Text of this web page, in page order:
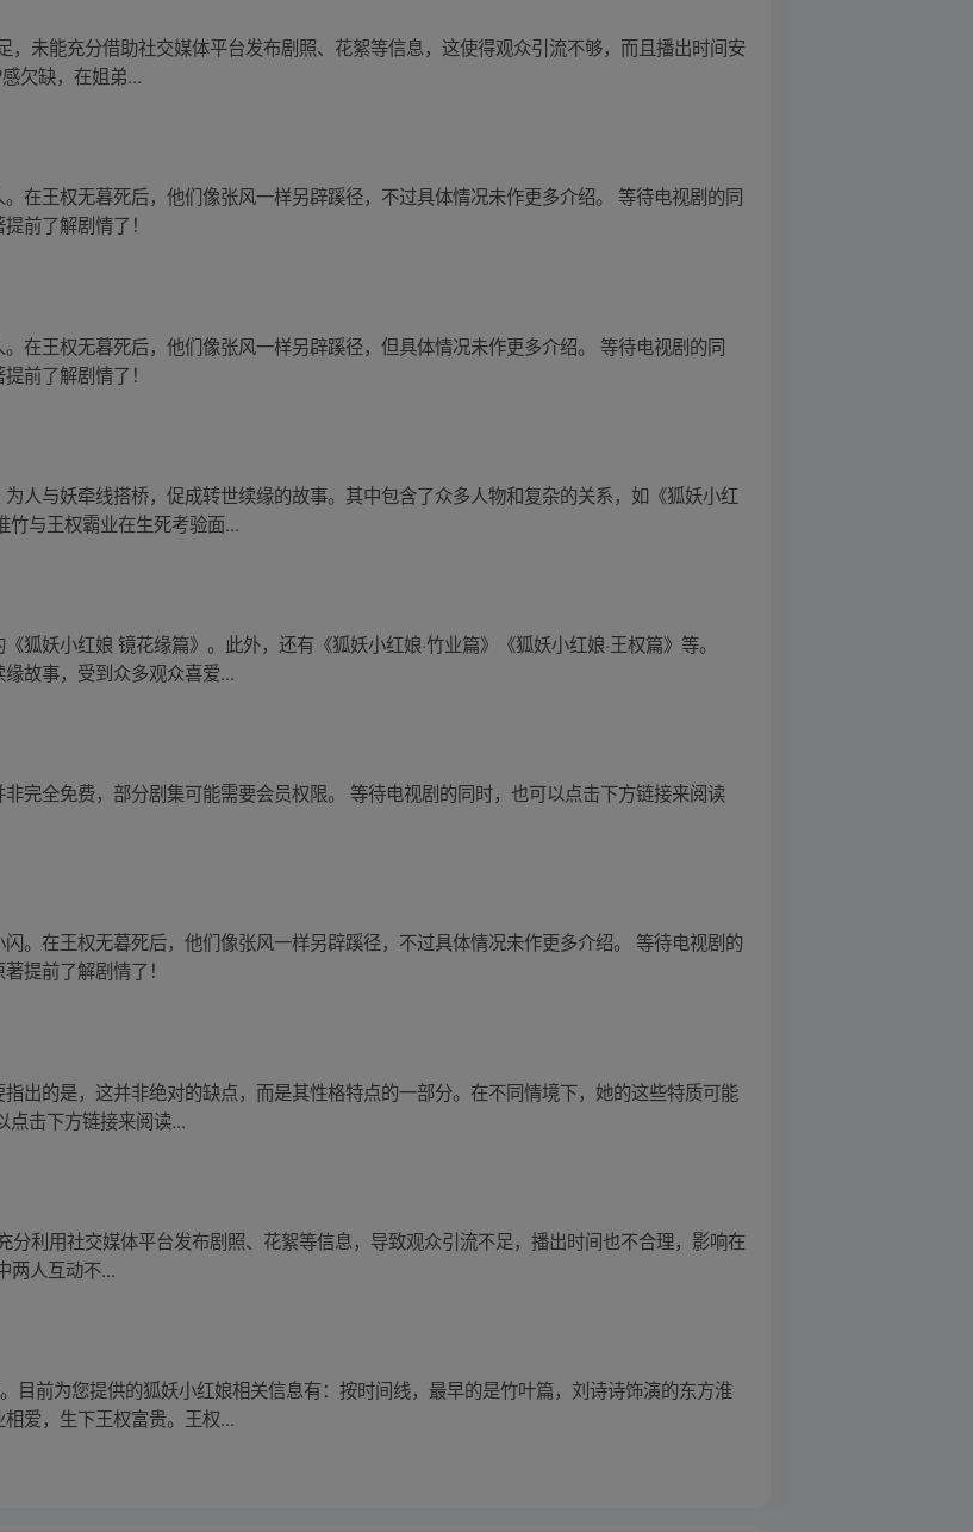
，未能充分借助社交媒体平台发布剧照、花絮等信息，这使得观众引流不够，而且播出时间安
欠缺，在姐弟...
在王权无暮死后，他们像张风一样另辟蹊径，不过具体情况未作更多介绍。 等待电视剧的同
前了解剧情了！
在王权无暮死后，他们像张风一样另辟蹊径，但具体情况未作更多介绍。 等待电视剧的同
前了解剧情了！
人与妖牵线搭桥，促成转世续缘的故事。其中包含了众多人物和复杂的关系，如《狐妖小红
竹与王权霸业在生死考验面...
狐妖小红娘 镜花缘篇》。此外，还有《狐妖小红娘·竹业篇》《狐妖小红娘·王权篇》等。
故事，受到众多观众喜爱...
完全免费，部分剧集可能需要会员权限。 等待电视剧的同时，也可以点击下方链接来阅读
。在王权无暮死后，他们像张风一样另辟蹊径，不过具体情况未作更多介绍。 等待电视剧的
提前了解剧情了！
出的是，这并非绝对的缺点，而是其性格特点的一部分。在不同情境下，她的这些特质可能
点击下方链接来阅读...
分利用社交媒体平台发布剧照、花絮等信息，导致观众引流不足，播出时间也不合理，影响在
两人互动不...
目前为您提供的狐妖小红娘相关信息有：按时间线，最早的是竹叶篇，刘诗诗饰演的东方淮
爱，生下王权富贵。王权...